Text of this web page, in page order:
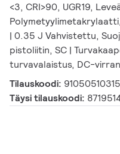
<3, CRI>90, UGR19,
| 0.35 J Vahvistettu,
pistoliitin, SC |
turvavalaistus, DC-
Tilauskoodi:
Täysi tilauskoodi: